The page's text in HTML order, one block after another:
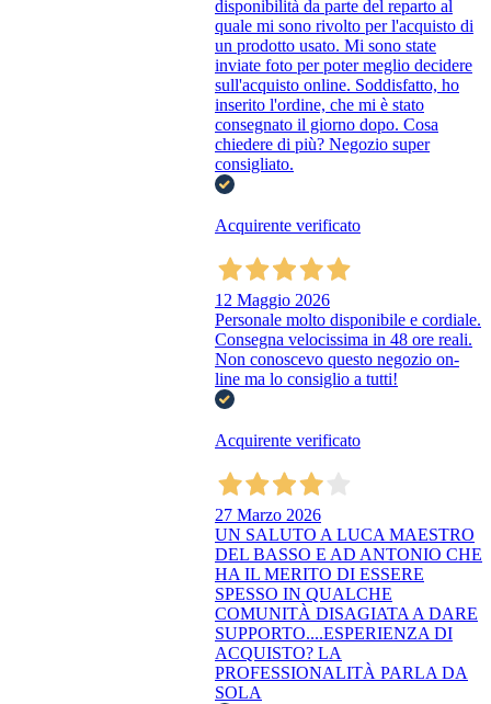
disponibilità da parte del reparto al
quale mi sono rivolto per l'acquisto di
un prodotto usato. Mi sono state
inviate foto per poter meglio decidere
sull'acquisto online. Soddisfatto, ho
inserito l'ordine, che mi è stato
consegnato il giorno dopo. Cosa
chiedere di più? Negozio super
consigliato.
Acquirente verificato
12 Maggio 2026
Personale molto disponibile e cordiale.
Consegna velocissima in 48 ore reali.
Non conoscevo questo negozio on-
line ma lo consiglio a tutti!
Acquirente verificato
27 Marzo 2026
UN SALUTO A LUCA MAESTRO
DEL BASSO E AD ANTONIO CHE
HA IL MERITO DI ESSERE
SPESSO IN QUALCHE
COMUNITÀ DISAGIATA A DARE
SUPPORTO....ESPERIENZA DI
ACQUISTO? LA
PROFESSIONALITÀ PARLA DA
SOLA